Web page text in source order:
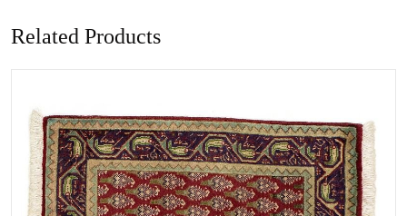
Related Products